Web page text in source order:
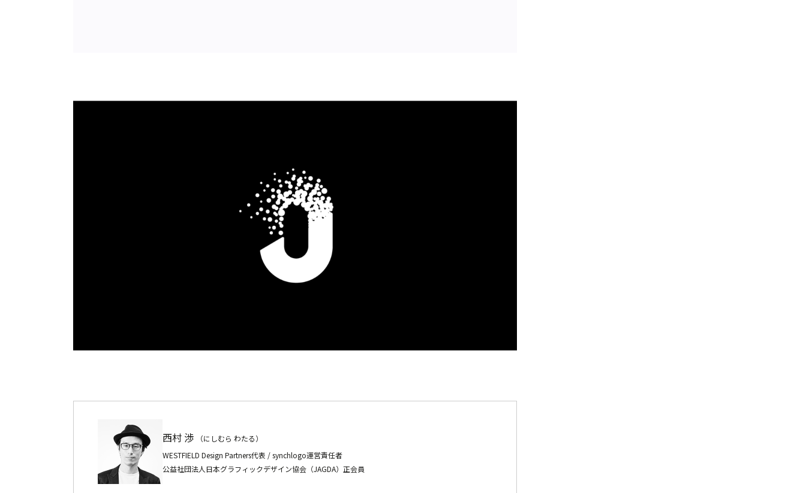
西村 渉
（にしむら わたる）
WESTFIELD Design Partners代表 / synchlogo運営責任者
公益社団法人日本グラフィックデザイン協会（JAGDA）正会員